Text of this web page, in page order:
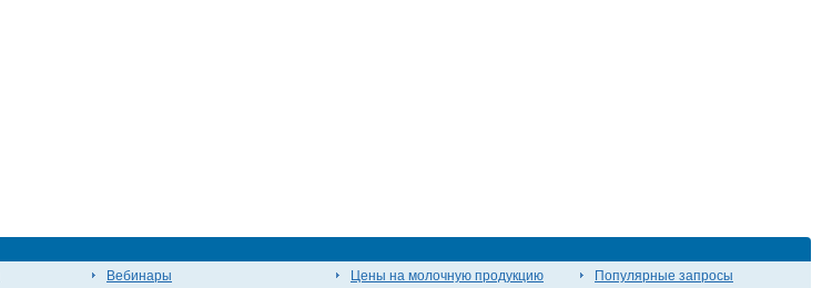
Вебинары Цены на молочную продукцию Популярные запросы